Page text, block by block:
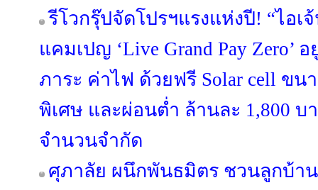
รีโวกรุ๊ปจัดโปรฯแรงแห่งปี! “ไอเ
แคมเปญ ‘Live Grand Pay Zero’
ภาระ ค่าไฟ ด้วยฟรี Solar cell ขน
พิเศษ และผ่อนต่ำ ล้านละ 1,800
จำนวนจำกัด
ศุภาลัย ผนึกพันธมิตร ชวนลูกบ้าน